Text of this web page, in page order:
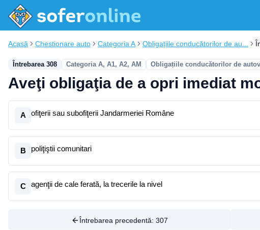
Acasă Chestionare auto Categoria A Obligațiile conducătorilor de au...
Întrebarea 308 Categoria A, A1, A2, AM Obligațiile conducătorilor de
Aveţi obligaţia de a opri imediat
A ofiţerii sau subofiţerii Jandarmeriei Române
B poliţiştii comunitari
C agenţii de cale ferată, la trecerile la nivel
Întrebarea precedentă: 307